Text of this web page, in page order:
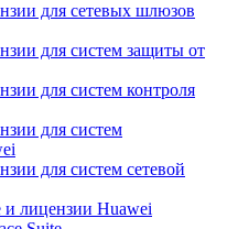
для сетевых шлюзов
для систем защиты от
для систем контроля
для систем
для систем сетевой
и лицензии Huawei